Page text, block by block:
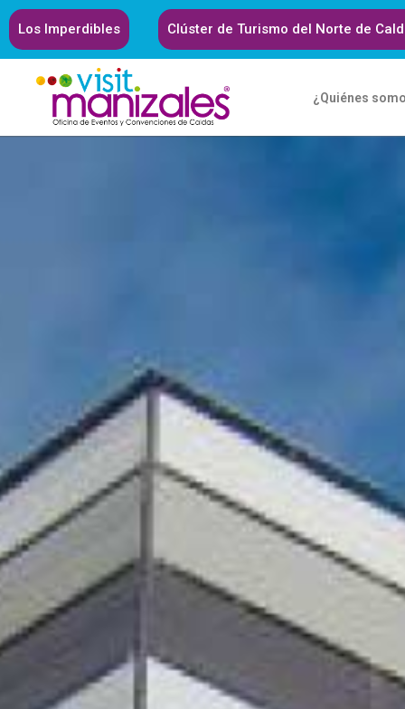
Los Imperdibles Clúster de Turismo del Norte de
¿Quiénes